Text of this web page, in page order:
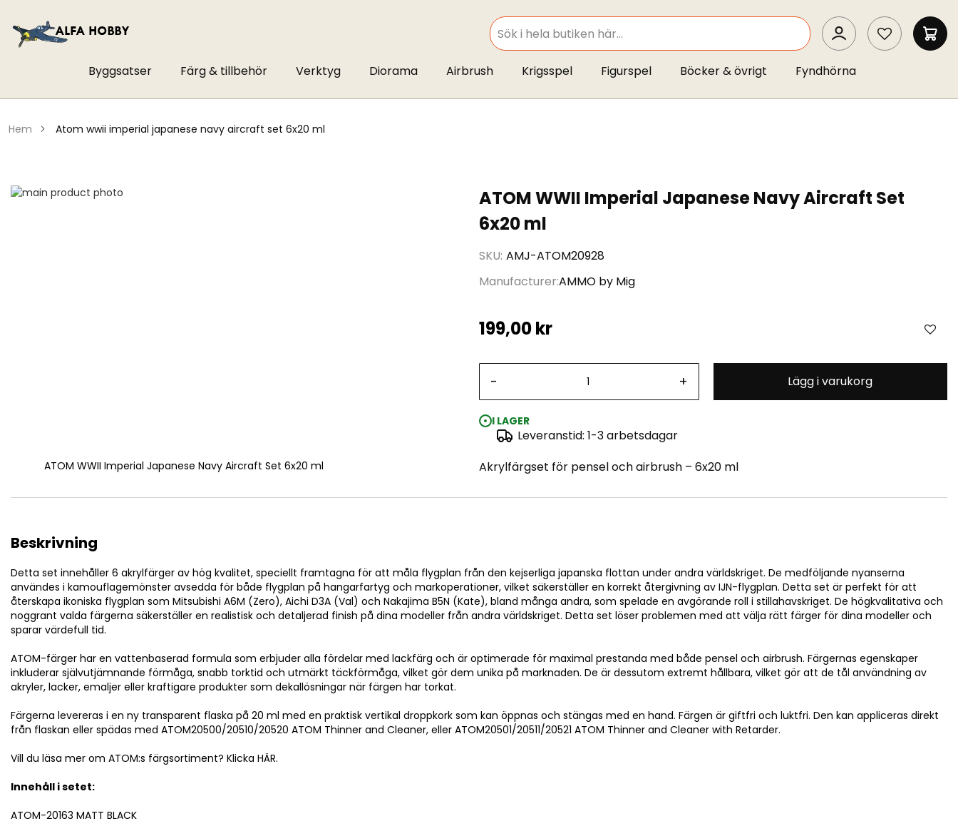
SEARCH
SEARCH
MIN
Byggsatser Färg & tillbehör Verktyg Diorama Airbrush Krigsspel Figurspel Böcker & övrigt Fyndhörna
hem atom wwii imperial japanese navy aircraft set 6x20 ml
ATOM WWII Imperial Japanese Navy Aircraft Set
6x20 ml
SKU AMJ-ATOM20928
ManufacturerAMMO by Mig
199,00 kr
- + Lägg i varukorg
I LAGER
Leveranstid: 1-3 arbetsdagar
Akrylfärgset för pensel och airbrush – 6x20 ml
Hoppa
ATOM WWII Imperial Japanese Navy Aircraft Set 6x20 ml
Beskrivning
Detta set innehåller 6 akrylfärger av hög kvalitet, speciellt framtagna för att måla flygplan från den kejserliga japanska flottan under andra världskriget. De medföljande nyanserna
användes i kamouflagemönster avsedda för både flygplan på hangarfartyg och markoperationer, vilket säkerställer en korrekt återgivning av IJN-flygplan. Detta set är perfekt för att
återskapa ikoniska flygplan som Mitsubishi A6M (Zero), Aichi D3A (Val) och Nakajima B5N (Kate), bland många andra, som spelade en avgörande roll i stillahavskriget. De högkvalitativa och
noggrant valda färgerna säkerställer en realistisk och detaljerad finish på dina modeller från andra världskriget. Detta set löser problemen med att välja rätt färger för dina modeller och
sparar värdefull tid.
ATOM-färger har en vattenbaserad formula som erbjuder alla fördelar med lackfärg och är optimerade för maximal prestanda med både pensel och airbrush. Färgernas egenskaper
inkluderar självutjämnande förmåga, snabb torktid och utmärkt täckförmåga, vilket gör dem unika på marknaden. De är dessutom extremt hållbara, vilket gör att de tål användning av
akryler, lacker, emaljer eller kraftigare produkter som dekallösningar när färgen har torkat.
Färgerna levereras i en ny transparent flaska på 20 ml med en praktisk vertikal droppkork som kan öppnas och stängas med en hand. Färgen är giftfri och luktfri. Den kan appliceras direkt
från flaskan eller spädas med ATOM20500/20510/20520 ATOM Thinner and Cleaner, eller ATOM20501/20511/20521 ATOM Thinner and Cleaner with Retarder.
Vill du läsa mer om ATOM:s färgsortiment? Klicka HÄR.
Innehåll i setet:
ATOM-20163 MATT BLACK